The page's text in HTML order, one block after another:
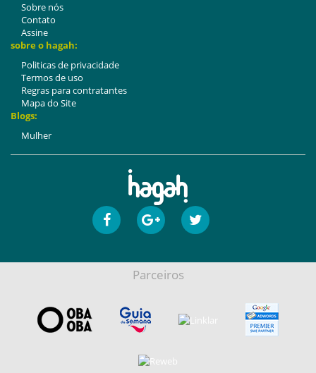
Sobre nós
Contato
Assine
sobre o hagah:
Politicas de privacidade
Termos de uso
Regras para contratantes
Mapa do Site
Blogs:
Mulher
Parceiros